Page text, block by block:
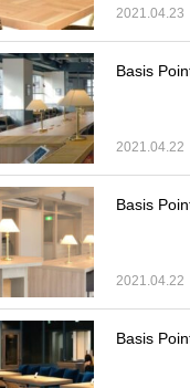
2021.04.23
Basis
2021.04.22
Basis
2021.04.22
Basis